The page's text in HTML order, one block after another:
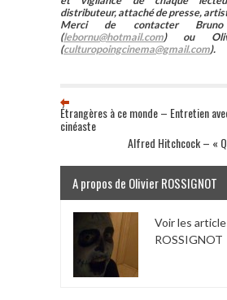
distributeur, attaché de presse,
Merci de contacter Bruno
(lebornu@hotmail.com) ou
(culturopoingcinema@gmail.com).
Étrangères à ce monde – Entretien
cinéaste
Alfred Hitchcock – «
A propos de Olivier ROSSIGNOT
Voir les
ROSSIGNOT